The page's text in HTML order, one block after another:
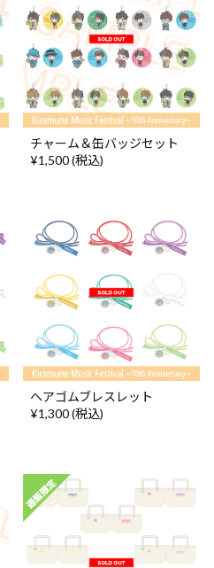
チャーム＆缶バッジセット
¥1,500 (税込)
ヘアゴムブレスレット
¥1,300 (税込)